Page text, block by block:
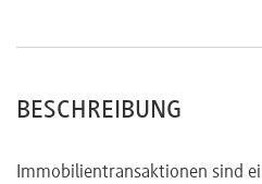
BESCHREIBUNG
Immobilientransaktionen sind